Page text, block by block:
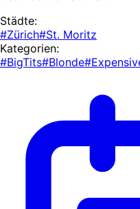
Städte:
#Zürich#St. Moritz
Kategorien:
#BigTits#Blonde